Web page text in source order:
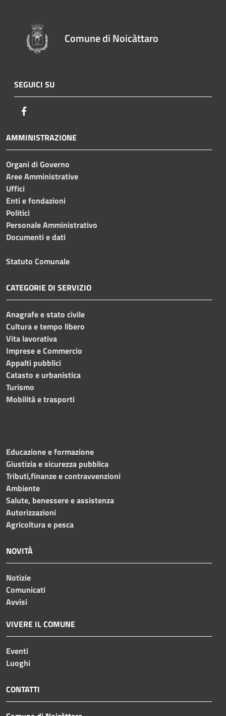
Comune di Noicàttaro
SEGUICI SU
AMMINISTRAZIONE
Organi di Governo
Aree Amministrative
Uffici
Enti e fondazioni
Politici
Personale Amministrativo
Documenti e dati
Statuto Comunale
CATEGORIE DI SERVIZIO
Anagrafe e stato civile
Cultura e tempo libero
Vita lavorativa
Imprese e Commercio
Appalti pubblici
Catasto e urbanistica
Turismo
Mobilità e trasporti
Educazione e formazione
Giustizia e sicurezza pubblica
Tributi,finanze e contravvenzioni
Ambiente
Salute, benessere e assistenza
Autorizzazioni
Agricoltura e pesca
NOVITÀ
Notizie
Comunicati
Avvisi
VIVERE IL COMUNE
Eventi
Luoghi
CONTATTI